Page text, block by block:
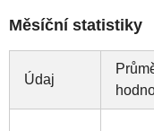
Měsíční statistiky
Údaj